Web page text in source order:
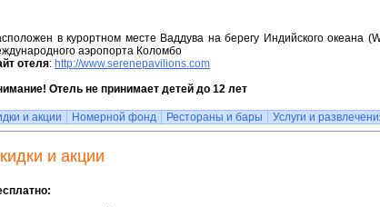
в курортном месте Ваддува на берегу Индийского океана
аэропорта Коломбо
отеля: http://www.serenepavilions.com
Отель не принимает детей до 12 лет
и акции Номерной фонд Рестораны и бары Услуги и
и акции